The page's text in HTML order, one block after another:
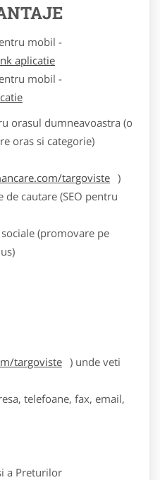
mobil -
aplicatie
mobil -
orasul dumneavoastra (o
oras si categorie)
targoviste )
cautare (SEO pentru
(promovare pe
targoviste ) unde veti
telefoane, fax, email,
a Preturilor